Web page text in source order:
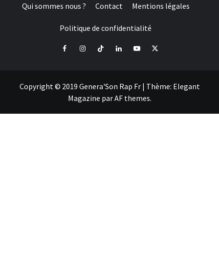
Qui sommes nous ? Contact Mentions légales
Politique de confidentialité
FacebookInstagramTiktok LinkedInYoutube
X
Copyright © 2019 Genera'Son Rap Fr | Thème: Elegant
Magazine parAF themes.